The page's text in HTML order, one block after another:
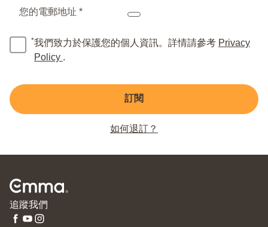
您的電郵地址 *
*我們致力於保護您的個人資訊。詳情請參考 Privacy
Policy .
訂閱
如何退訂？
追蹤我們